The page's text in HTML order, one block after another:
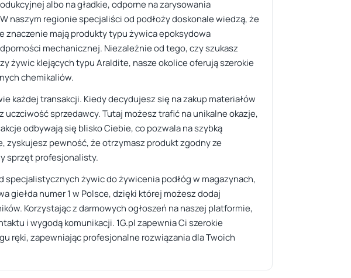
albo na gładkie, odporne na zarysowania
naszym regionie specjaliści od podłoży doskonale wiedzą, że
znaczenie mają produkty typu żywica epoksydowa
mechanicznej. Niezależnie od tego, czy szukasz
żywic klejących typu Araldite, nasze okolice oferują szerokie
chemikaliów.
każdej transakcji. Kiedy decydujesz się na zakup materiałów
sprzedawcy. Tutaj możesz trafić na unikalne okazje,
odbywają się blisko Ciebie, co pozwala na szybką
pewność, że otrzymasz produkt zgodny ze
sprzęt profesjonalisty.
żywic do żywicenia podłóg w magazynach,
giełda numer 1 w Polsce, dzięki której możesz dodaj
Korzystając z darmowych ogłoszeń na naszej platformie,
i wygodą komunikacji. 1G.pl zapewnia Ci szerokie
ręki, zapewniając profesjonalne rozwiązania dla Twoich